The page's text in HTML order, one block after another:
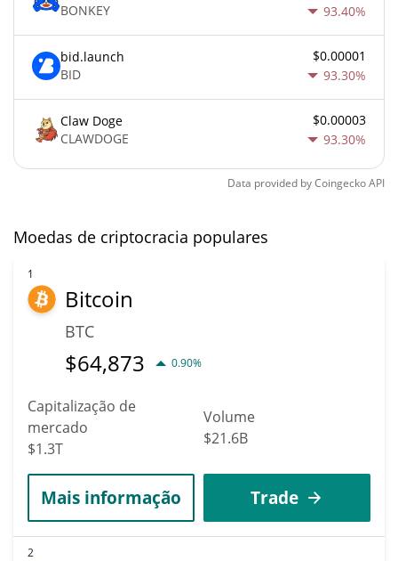
BONKEY
93.40%
bid.launch
BID
$0.00001
93.30%
Claw Doge
CLAWDOGE
$0.00003
93.30%
Data provided byCoingeckoAPI
Moedas de criptocracia populares
1
Bitcoin
BTC
$64,873 0.90%
Capitalização de
mercado
$1.3T
Volume
$21.6B
Mais informação Trade
2